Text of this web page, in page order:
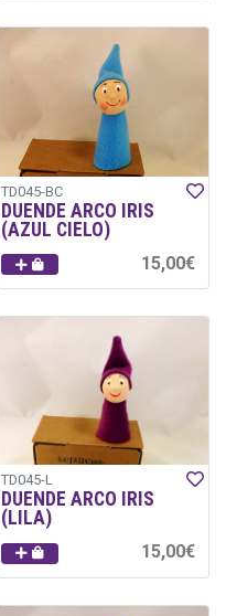
TD045-BC
DUENDE ARCO IRIS
(AZUL CIELO)
15,00€
TD045-L
DUENDE ARCO IRIS
(LILA)
15,00€